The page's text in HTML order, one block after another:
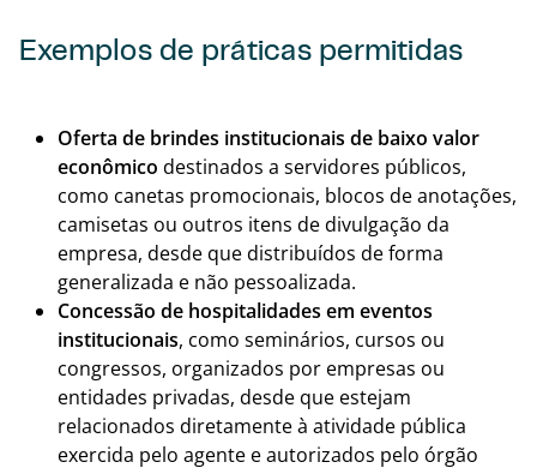
Exemplos de práticas permitidas
Oferta de brindes institucionais de baixo valor
econômico destinados a servidores públicos,
como canetas promocionais, blocos de anotações,
camisetas ou outros itens de divulgação da
empresa, desde que distribuídos de forma
generalizada e não pessoalizada.
Concessão de hospitalidades em eventos
institucionais, como seminários, cursos ou
congressos, organizados por empresas ou
entidades privadas, desde que estejam
relacionados diretamente à atividade pública
exercida pelo agente e autorizados pelo órgão